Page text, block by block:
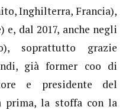
Inghilterra, Francia),
dal 2017, anche negli
soprattutto grazie
già former coo di
e presidente del
prima, la stoffa con la